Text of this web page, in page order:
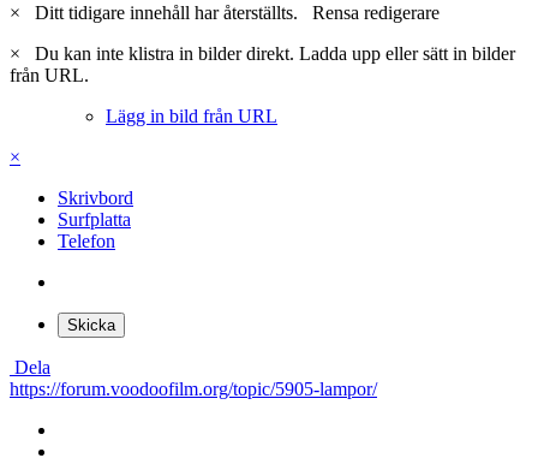
×
Ditt tidigare innehåll har återställts. Rensa redigerare
×
Du kan inte klistra in bilder direkt. Ladda upp eller sätt in bilder
från URL.
Lägg in bild från URL
×
Skrivbord
Surfplatta
Telefon
Skicka
Dela
https://forum.voodoofilm.org/topic/5905-lampor/